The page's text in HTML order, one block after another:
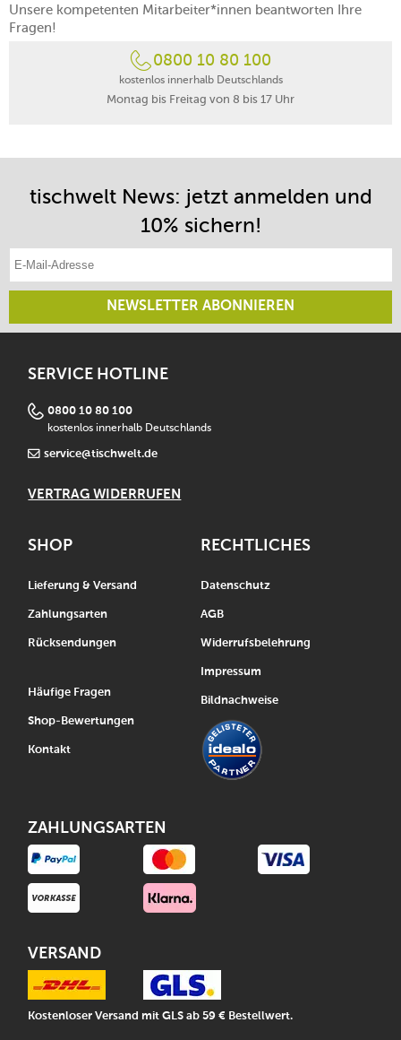
Unsere kompetenten Mitarbeiter*innen beantworten Ihre
Fragen!
0800 10 80 100
kostenlos innerhalb Deutschlands
Montag bis Freitag von 8 bis 17 Uhr
tischwelt News: jetzt anmelden und
10% sichern!
NEWSLETTER ABONNIEREN
SERVICE HOTLINE
0800 10 80 100
kostenlos innerhalb Deutschlands
service@tischwelt.de
VERTRAG WIDERRUFEN
SHOP
Lieferung & Versand
Zahlungsarten
Rücksendungen
Häufige Fragen
Shop-Bewertungen
Kontakt
RECHTLICHES
Datenschutz
AGB
Widerrufsbelehrung
Impressum
Bildnachweise
ZAHLUNGSARTEN
VERSAND
Kostenloser Versand mit GLS ab 59 € Bestellwert.